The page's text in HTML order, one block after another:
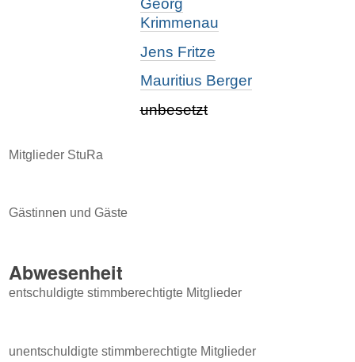
Georg
Krimmenau
Jens Fritze
Mauritius Berger
unbesetzt
Mitglieder StuRa
Gästinnen und Gäste
Abwesenheit
entschuldigte stimmberechtigte Mitglieder
unentschuldigte stimmberechtigte Mitglieder